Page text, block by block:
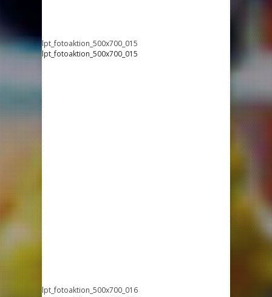
lpt_fotoaktion_500x700_015
lpt_fotoaktion_500x700_015
lpt_fotoaktion_500x700_016